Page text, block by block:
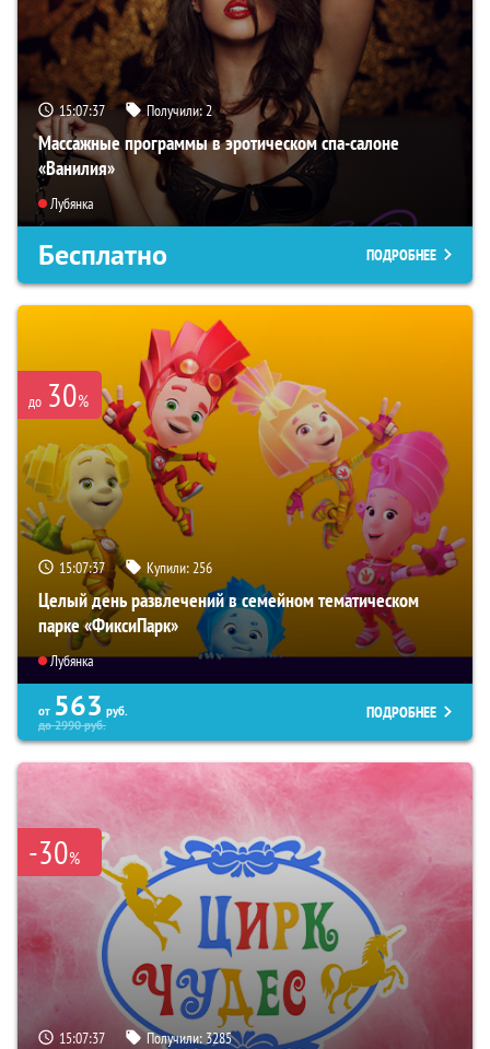
15:07:36 Получили:2
Массажные программы в эротическом спа-салоне
«Ванилия»
Лубянка
Бесплатно ПОДРОБНЕЕ
до 30%
15:07:36 Купили:256
Целый день развлечений в семейном тематическом
парке «ФиксиПарк»
Лубянка
от 563 руб.
до2990руб.
ПОДРОБНЕЕ
-30%
15:07:36 Получили: 3285